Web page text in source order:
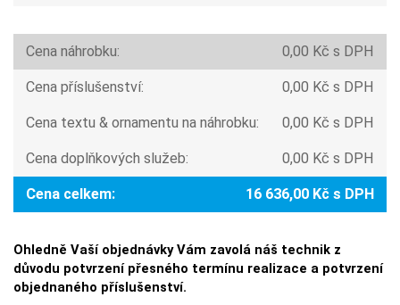
Cena náhrobku: 0,00 Kč s DPH
Cena příslušenství: 0,00 Kč s DPH
Cena textu & ornamentu na náhrobku: 0,00 Kč s DPH
Cena doplňkových služeb: 0,00 Kč s DPH
Cena celkem: 16 636,00 Kč s DPH
Ohledně Vaší objednávky Vám zavolá náš technik z
důvodu potvrzení přesného termínu realizace a potvrzení
objednaného příslušenství.